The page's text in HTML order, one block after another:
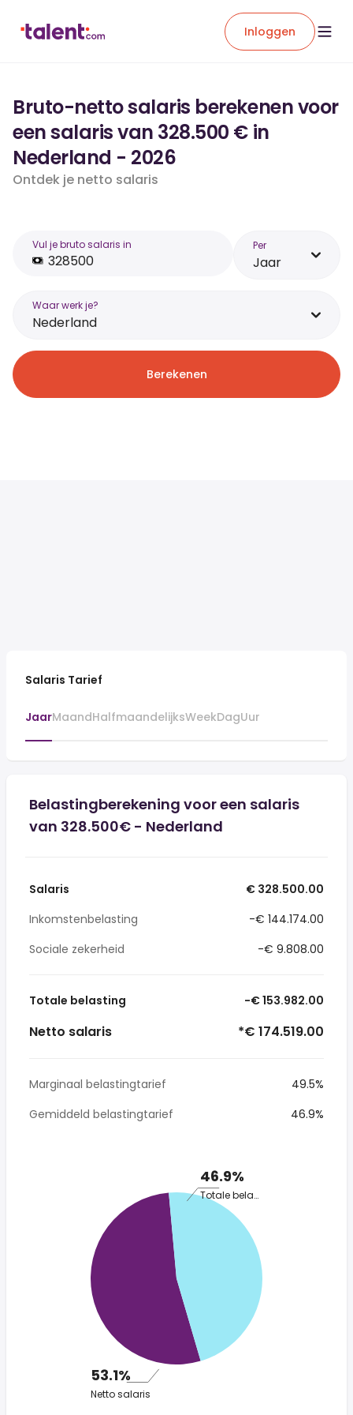
Inloggen
Bruto-netto salaris berekenen voor
een salaris van 328.500 € in
Nederland - 2026
Ontdek je netto salaris
Vul je bruto salaris in Per
Jaar
Waar werk je?
Nederland
Berekenen
Salaris Tarief
JaarMaandHalfmaandelijksWeekDagUur
Belastingberekening voor een salaris
van 328.500€ - Nederland
Salaris
€ 328.500.00
Inkomstenbelasting
-€ 144.174.00
Sociale zekerheid
-€ 9.808.00
Totale belasting -€ 153.982.00
Netto salaris *€ 174.519.00
Marginaal belastingtarief
49.5%
Gemiddeld belastingtarief
46.9%
46.9%
Totale belasting
53.1%
Netto salaris